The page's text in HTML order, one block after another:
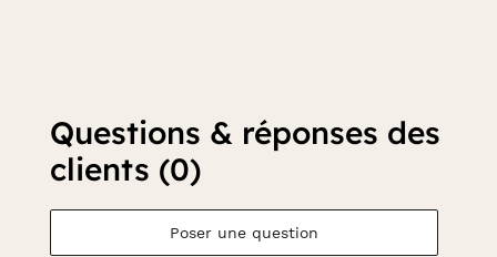
Questions & réponses des
clients (0)
Poser une question